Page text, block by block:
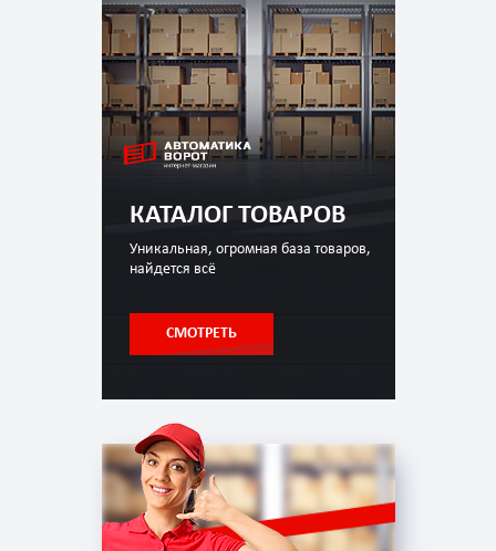
КАТАЛОГ ТОВАРОВ
Уникальная, огромная база товаров,
найдется всё
СМОТРЕТЬ